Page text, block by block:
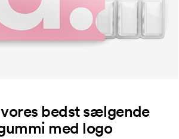
bedst sælgende
med logo